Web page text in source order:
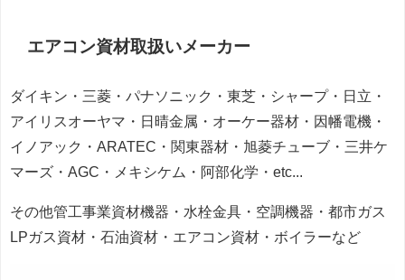
エアコン資材取扱いメーカー
ダイキン・三菱・パナソニック・東芝・シャープ・日立・
アイリスオーヤマ・日晴金属・オーケー器材・因幡電機・
イノアック・ARATEC・関東器材・旭菱チューブ・三井ケ
マーズ・AGC・メキシケム・阿部化学・etc...
その他管工事業資材機器・水栓金具・空調機器・都市ガス
LPガス資材・石油資材・エアコン資材・ボイラーなど